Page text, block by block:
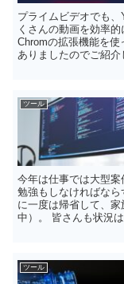
プライムビデオでも
くさんの動画を効率
Chromの拡張機能を
ありましたのでご紹介
ツール
今年は仕事では大型
勉強もしなければな
に一度は帰省して、
中）。 皆さんも状況
ツール